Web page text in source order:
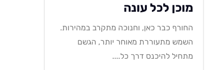
מוכן לכל עונה
החורף כבר כאן, וחנוכה מתקרב במהירות.
השמש מתעוררת מאוחר יותר, הגשם
מתחיל להיכנס דרך כל....